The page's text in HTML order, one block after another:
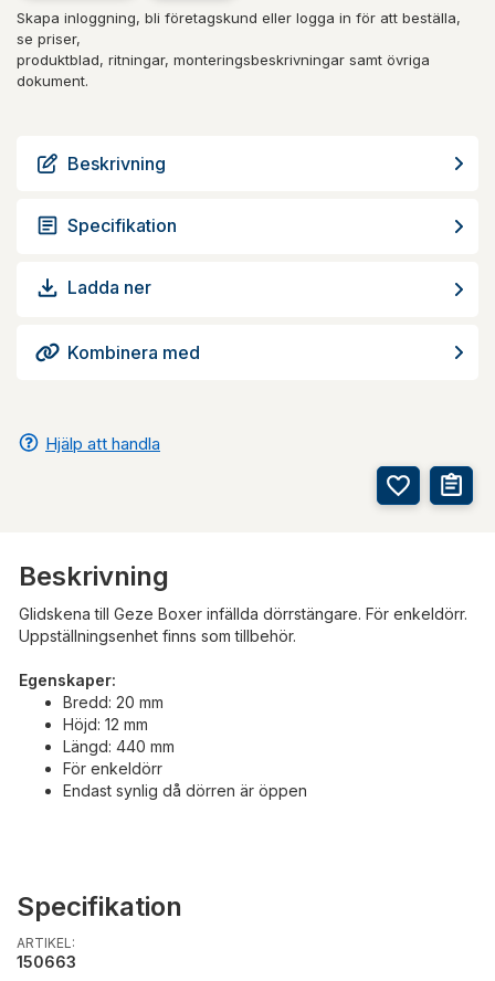
Skapa inloggning, bli företagskund eller logga in för att beställa,
se priser,
produktblad, ritningar, monteringsbeskrivningar samt övriga
dokument.
Beskrivning
Specifikation
Ladda ner
Kombinera med
Hjälp att handla
Beskrivning
Glidskena till Geze Boxer infällda dörrstängare. För enkeldörr.
Uppställningsenhet finns som tillbehör.
Egenskaper:
Bredd: 20 mm
Höjd: 12 mm
Längd: 440 mm
För enkeldörr
Endast synlig då dörren är öppen
Specifikation
ARTIKEL:
150663